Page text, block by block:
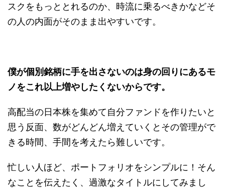
スクをもっととれるのか、時流に乗るべきかなどそ
の人の内面がそのまま出やすいです。
僕が個別銘柄に手を出さないのは身の回りにあるモ
ノをこれ以上増やしたくないからです。
高配当の日本株を集めて自分ファンドを作りたいと
思う反面、数がどんどん増えていくとその管理がで
きる時間、手間を考えたら難しいです。
忙しい人ほど、ポートフォリオをシンプルに！そん
なことを伝えたく、過激なタイトルにしてみまし